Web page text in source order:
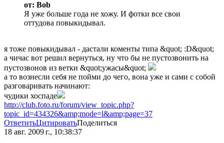
от: Bob
Я уже больше года не хожу. И фотки все свои
оттудова повыкидывал.
я тоже повыкидывал - дастали коменты типа &quot; :D&quot;
а чичас вот решил вернуться, ну что бы не пустозвонить на
пустозвонов из ветки &quot;ужасы&quot;
а то вознесли себя не пойми до чего, вона уже и сами с собой
разговаривать начинают:
чудики хоспаде
http://club.foto.ru/forum/view_topic.php?
topic_id=434326&amp;mode=l&amp;page=37
ОтветитьЦитироватьПоделиться
18 авг. 2009 г., 10:38:37